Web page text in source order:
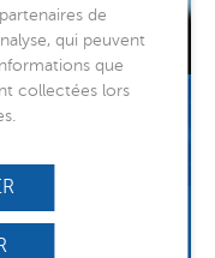
14/07
de
qui peuvent
que
collectées lors